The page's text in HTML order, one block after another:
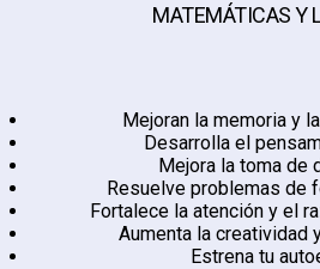
MATEMÁTICAS Y
Mejoran la memoria y
Desarrolla el
Mejora la toma de
Resuelve problemas de
Fortalece la atención y el
Aumenta la creatividad
Estrena tu